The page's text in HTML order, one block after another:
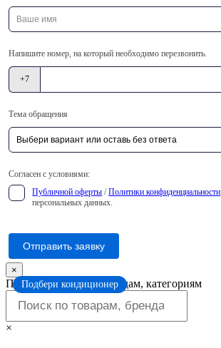
Подбери кондиционер
поле
пустым
Напишите номер, на который необходимо перезвонить.
+7
Тема обращения
Согласен с условиями:
Публичной оферты /Политики конфиденциальности
персональных данных.
Отправить заявку
×
Поиск по товарам, брендам, категориям
×